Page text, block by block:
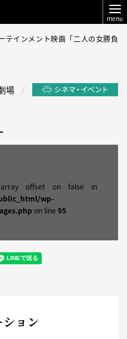
menu
テインメント映画「二人の女勝負
場
offset on false in
wp-
on line 95
ョン